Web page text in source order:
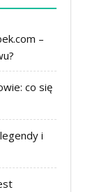
–
co się
i